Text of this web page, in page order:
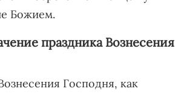
Божием.
праздника Вознесения
Господня, как